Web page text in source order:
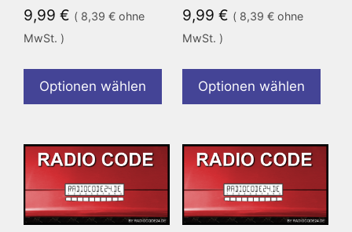
9,99 € ( 8,39 € ohne
MwSt. )
Optionen wählen
9,99 € ( 8,39 €ohne
MwSt. )
Optionen wählen